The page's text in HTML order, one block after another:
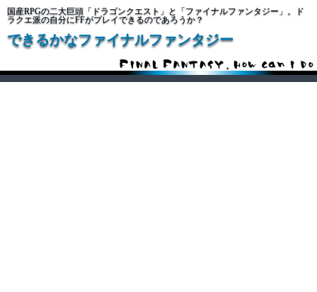
国産RPGの二大巨頭「ドラゴンクエスト」と「ファイナルファンタジー」。ド
ラクエ派の自分にFFがプレイできるのであろうか？
できるかなファイナルファンタジー